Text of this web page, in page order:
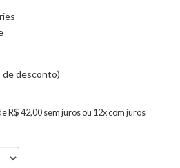
R$ 42,00 sem juros ou 12x com juros
de desconto)